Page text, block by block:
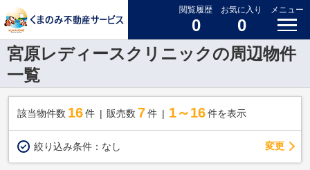
閲覧履歴
0
お気に入り
0
メニュー
宮原レディースクリニックの周辺物件
一覧
該当物件数 16件 販売数 7 件 1～16 件を表示
絞り込み条件： なし 変更